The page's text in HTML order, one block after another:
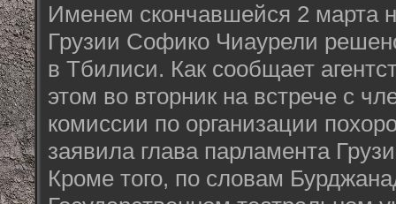
Именем скончавшейся 2 марта
Грузии Софико Чиаурели
в Тбилиси. Как сообщает
этом во вторник на встрече с
комиссии по организации
заявила глава парламента
Кроме того, по словам